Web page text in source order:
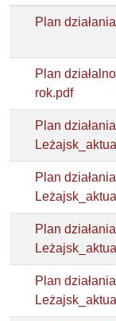
Plan
Plan
rok.pdf
Plan
Plan
Plan
Plan